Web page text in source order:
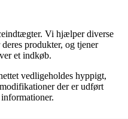
Vi hjælper diverse
produkter, og tjener
et indkøb.
vedligeholdes hyppigt,
der er udført